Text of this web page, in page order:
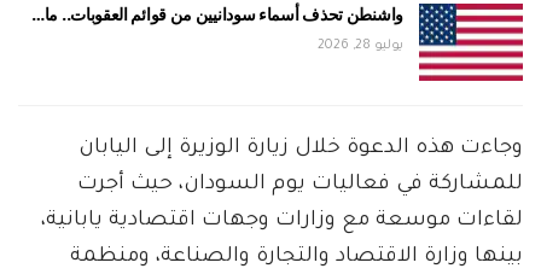
واشنطن تحذف أسماء سودانيين من قوائم العقوبات.. ما…
يوليو 28, 2026
وجاءت هذه الدعوة خلال زيارة الوزيرة إلى اليابان
للمشاركة في فعاليات يوم السودان، حيث أجرت
لقاءات موسعة مع وزارات وجهات اقتصادية يابانية،
بينها وزارة الاقتصاد والتجارة والصناعة، ومنظمة